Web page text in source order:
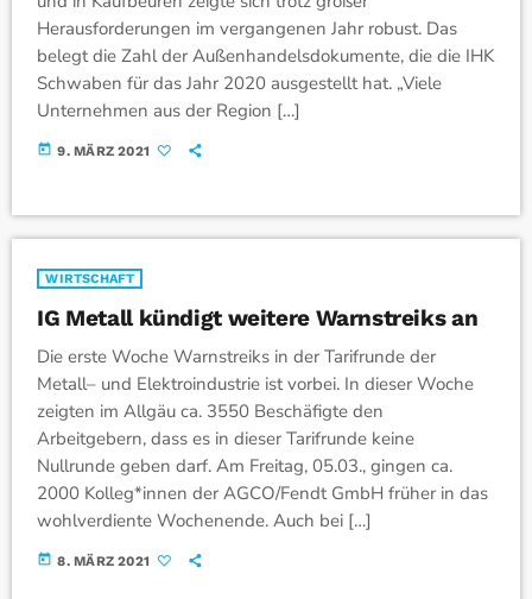
Herausforderungen im vergangenen Jahr robust. Das
belegt die Zahl der Außenhandelsdokumente, die die IHK
Schwaben für das Jahr 2020 ausgestellt hat. „Viele
Unternehmen aus der Region […]
today 9. MÄRZ 2021
WIRTSCHAFT
IG Metall kündigt weitere Warnstreiks an
Die erste Woche Warnstreiks in der Tarifrunde der
Metall– und Elektroindustrie ist vorbei. In dieser Woche
zeigten im Allgäu ca. 3550 Beschäfigte den
Arbeitgebern, dass es in dieser Tarifrunde keine
Nullrunde geben darf. Am Freitag, 05.03., gingen ca.
2000 Kolleg*innen der AGCO/Fendt GmbH früher in das
wohlverdiente Wochenende. Auch bei […]
today 8. MÄRZ 2021